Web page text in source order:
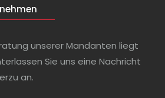
unserer Mandanten liegt
Sie uns eine Nachricht
an.